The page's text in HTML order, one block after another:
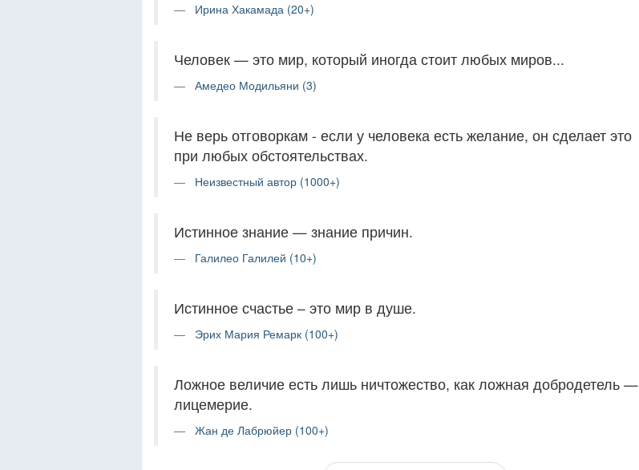
Ирина Хакамада (20+)
Человек — это мир, который иногда стоит любых миров...
Амедео Модильяни (3)
Не верь отговоркам - если у человека есть желание, он сделает это
при любых обстоятельствах.
Неизвестный автор (1000+)
Истинное знание — знание причин.
Галилео Галилей (10+)
Истинное счастье – это мир в душе.
Эрих Мария Ремарк (100+)
Ложное величие есть лишь ничтожество, как ложная добродетель —
лицемерие.
Жан де Лабрюйер (100+)